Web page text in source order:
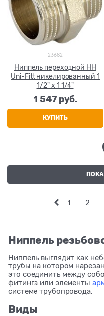
23682
Ниппель переходной НН
Uni-Fitt никелированный 1
1/2" x 1 1/4"
1 547 руб.
КУПИТЬ
1 2
Ниппель
Ниппель выглядит как
трубы на котором
это соединить между
фитинга или элементы
системе трубопровода.
Виды